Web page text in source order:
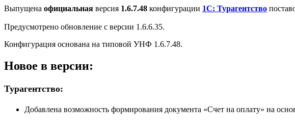
Выпущена официальная версия 1.6.7.48 конфигурации 1С: Турагентство
Предусмотрено обновление с версии 1.6.6.35.
Конфигурация основана на типовой УНФ 1.6.7.48.
Новое в версии:
Турагентство:
Добавлена возможность формирования документа «Счет на оплату» на